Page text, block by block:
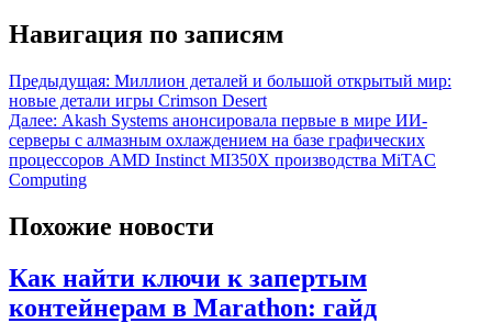
Навигация по записям
Предыдущая: Миллион деталей и большой открытый мир:
новые детали игры Crimson Desert
Далее: Akash Systems анонсировала первые в мире ИИ-
серверы с алмазным охлаждением на базе графических
процессоров AMD Instinct MI350X производства MiTAC
Computing
Похожие новости
Как найти ключи к запертым
контейнерам в Marathon: гайд